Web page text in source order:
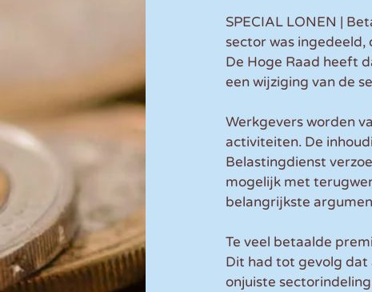
SPECIAL LONEN |
sector was
De Hoge Raad heeft
een wijziging van de
Werkgevers worden
activiteiten. De
Belastingdienst
mogelijk met
belangrijkste
Te veel betaalde
Dit had tot gevolg dat
onjuiste